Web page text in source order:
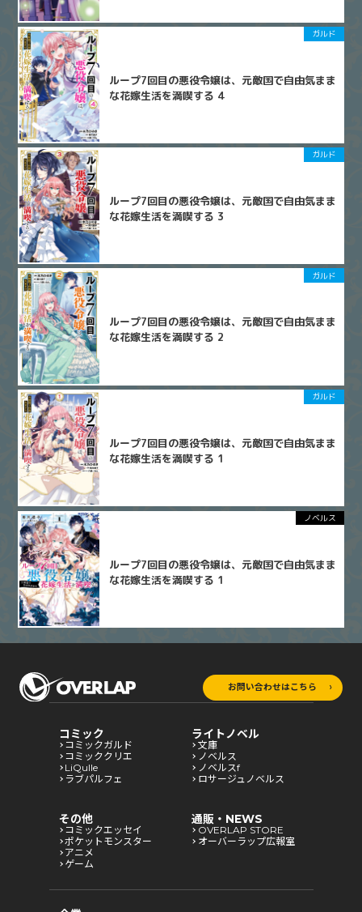
ガルド
ループ7回目の悪役令嬢は、元敵国で自由気まま
な花嫁生活を満喫する 4
ガルド
ループ7回目の悪役令嬢は、元敵国で自由気まま
な花嫁生活を満喫する 3
ガルド
ループ7回目の悪役令嬢は、元敵国で自由気まま
な花嫁生活を満喫する 2
ガルド
ループ7回目の悪役令嬢は、元敵国で自由気まま
な花嫁生活を満喫する 1
ノベルス
ループ7回目の悪役令嬢は、元敵国で自由気まま
な花嫁生活を満喫する 1
お問い合わせはこちら
コミック
コミックガルド
コミッククリエ
LiQulle
ラブパルフェ
ライトノベル
文庫
ノベルス
ノベルスf
ロサージュノベルス
その他
コミックエッセイ
ポケットモンスター
アニメ
ゲーム
通販・NEWS
OVERLAP STORE
オーバーラップ広報室